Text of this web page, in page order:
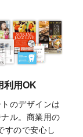
レート
ッカーが作成で
公開いたしまし
替え・トリミン
ツを流用する
利用OK
のデザインは
ル。商業用の
すので安心し